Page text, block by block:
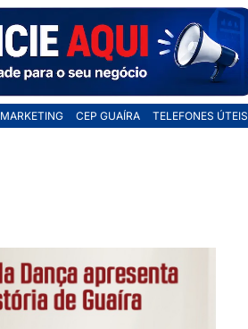
MARKETING CEP GUAÍRA TELEFONES ÚTEIS